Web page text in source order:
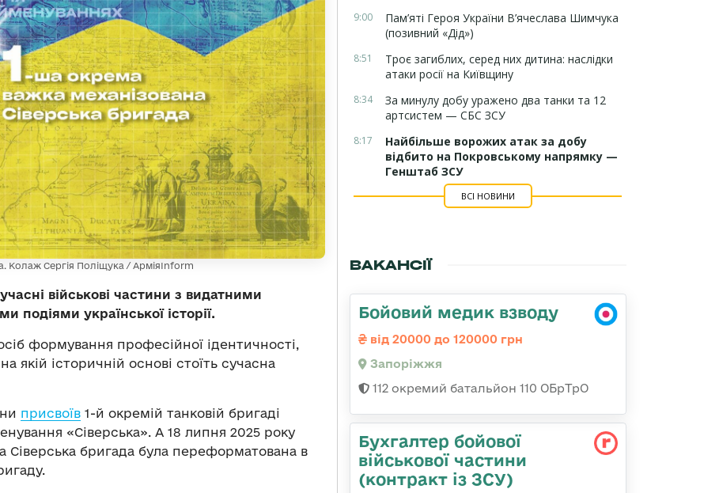
Колаж Сергія Поліщука / АрміяInform
військові частини з видатними
подіями української історії.
формування професійної ідентичності,
якій історичній основі стоїть сучасна
присвоїв 1-й окремій танковій бригаді
«Сіверська». А 18 липня 2025 року
Сіверська бригада була переформатована в
9:00
Пам’яті Героя України В’ячеслава Шимчука
(позивний «Дід»)
8:51
Троє загиблих, серед них дитина: наслідки
атаки росії на Київщину
8:34
За минулу добу уражено два танки та 12
артсистем — СБС ЗСУ
8:17
Найбільше ворожих атак за добу
відбито на Покровському напрямку —
Генштаб ЗСУ
ВСІ НОВИНИ
ВАКАНСІЇ
Бойовий медик взводу
від 20000 до 120000 грн
Запоріжжя
112 окремий батальйон 110 ОБрТрО
Бухгалтер бойової
військової частини
(контракт із ЗСУ)